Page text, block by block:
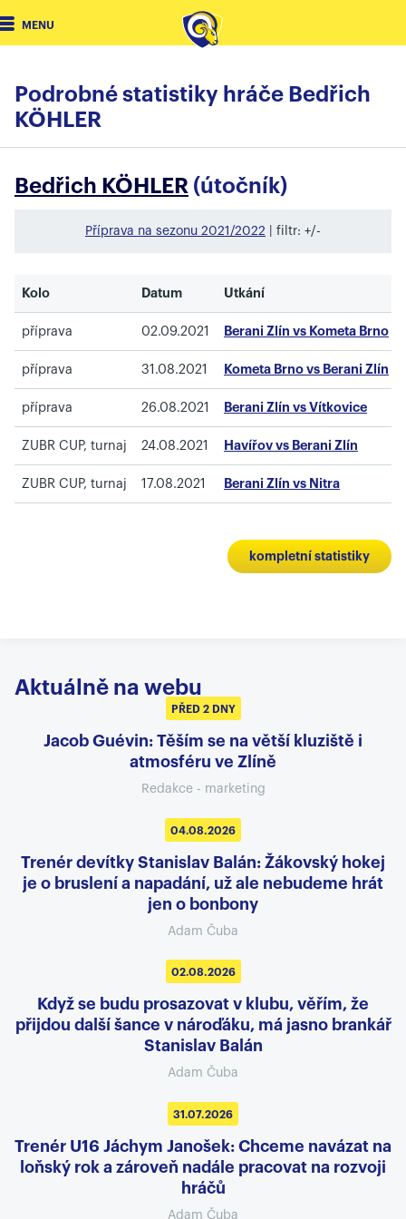
MENU
Podrobné statistiky hráče Bedřich
KÖHLER
Bedřich KÖHLER (útočník)
Příprava na sezonu 2021/2022 | filtr: +/-
Kolo Datum Utkání
příprava 02.09.2021 Berani Zlín vs Kometa Brno
příprava 31.08.2021 Kometa Brno vs Berani Zlín
příprava 26.08.2021 Berani Zlín vs Vítkovice
ZUBR CUP, turnaj 24.08.2021 Havířov vs Berani Zlín
ZUBR CUP, turnaj 17.08.2021 Berani Zlín vs Nitra
kompletní statistiky
Aktuálně na webu
PŘED 2 DNY
Jacob Guévin: Těším se na větší kluziště i
atmosféru ve Zlíně
Redakce - marketing
04.08.2026
Trenér devítky Stanislav Balán: Žákovský hokej
je o bruslení a napadání, už ale nebudeme hrát
jen o bonbony
Adam Čuba
02.08.2026
Když se budu prosazovat v klubu, věřím, že
přijdou další šance v nároďáku, má jasno brankář
Stanislav Balán
Adam Čuba
31.07.2026
Trenér U16 Jáchym Janošek: Chceme navázat na
loňský rok a zároveň nadále pracovat na rozvoji
hráčů
Adam Čuba